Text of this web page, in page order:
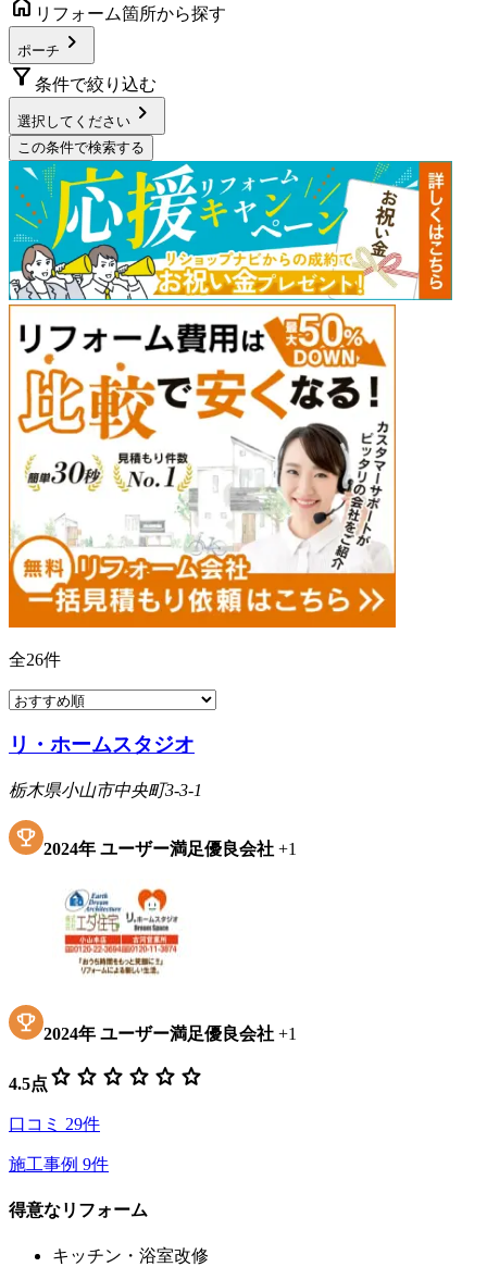
home リフォーム箇所から探す
ポーチ chevron_right
filter_alt 条件で絞り込む
選択してください chevron_right
この条件で検索する
全26件
リ・ホームスタジオ
栃木県小山市中央町3-3-1
2024年 ユーザー満足優良会社 +1
2024年 ユーザー満足優良会社 +1
4.5点 star star star star star star
口コミ 29件
施工事例 9件
得意なリフォーム
キッチン・浴室改修